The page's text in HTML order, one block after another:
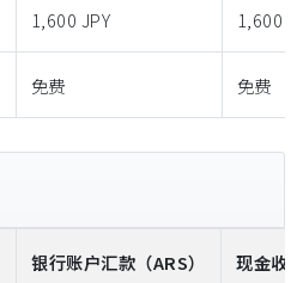
1,600 JPY 1,600
免费 免费
银行账户汇款 （ARS） 现金收